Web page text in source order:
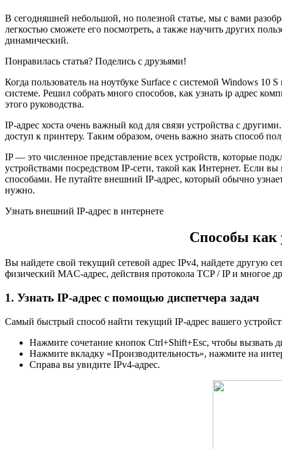
В сегодняшней небольшой, но полезной статье, мы с вами
легкостью сможете его посмотреть, а также научить других
динамический.
Понравилась статья? Поделись с друзьями!
Когда пользователь на ноутбуке Surface с системой Windows 10
системе. Решил собрать много способов, как узнать ip адрес
этого руководства.
IP-адрес хоста очень важный код для связи устройства с
доступ к принтеру. Таким образом, очень важно знать способ
IP — это численное представление всех устройств, которые
устройствами посредством IP-сети, такой как Интернет. Если
способами. Не путайте внешний IP-адрес, который обычно
нужно.
Узнать внешний IP-адрес в интернете
Способы как
Вы найдете свой текущий сетевой адрес IPv4, найдете другую
физический MAC-адрес, действия протокола TCP / IP и многое
1. Узнать IP-адрес с помощью диспетчера задач
Самый быстрый способ найти текущий IP-адрес вашего
Нажмите сочетание кнопок Ctrl+Shift+Esc, чтобы вызвать
Нажмите вкладку «Производительность», нажмите на
Справа вы увидите IPv4-адрес.